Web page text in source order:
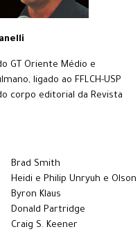
GT Oriente Médio e
ligado ao FFLCH-USP
corpo editorial da Revista
Brad Smith
Heidi e Philip Unryuh e Olson
Byron Klaus
Donald Partridge
Craig S. Keener